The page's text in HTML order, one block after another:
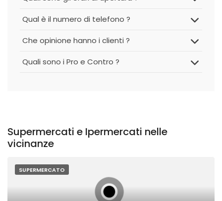
Qual è il numero di telefono ?
Che opinione hanno i clienti ?
Quali sono i Pro e Contro ?
Supermercati e Ipermercati nelle
vicinanze
SUPERMERCATO